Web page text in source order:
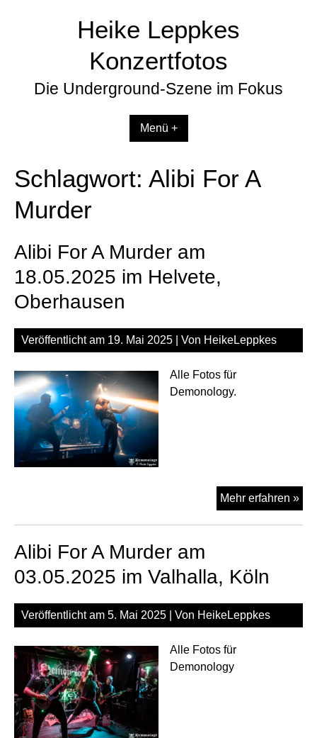
Heike Leppkes
Konzertfotos
Die Underground-Szene im Fokus
Menü +
Schlagwort: Alibi For A
Murder
Alibi For A Murder am
18.05.2025 im Helvete,
Oberhausen
Veröffentlicht am 19. Mai 2025 | Von HeikeLeppkes
Alle Fotos für
Demonology.
Mehr erfahren »
For
Alibi For A Murder am
03.05.2025 im Valhalla, Köln
Veröffentlicht am 5. Mai 2025 | Von HeikeLeppkes
Alle Fotos für
Demonology